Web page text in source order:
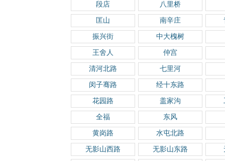
段店 八里桥
匡山 南辛庄
振兴街 中大槐树
王舍人 仲宫
清河北路 七里河
闵子骞路 经十东路
花园路 盖家沟
全福 东风
黄岗路 水屯北路
无影山西路 无影山东路